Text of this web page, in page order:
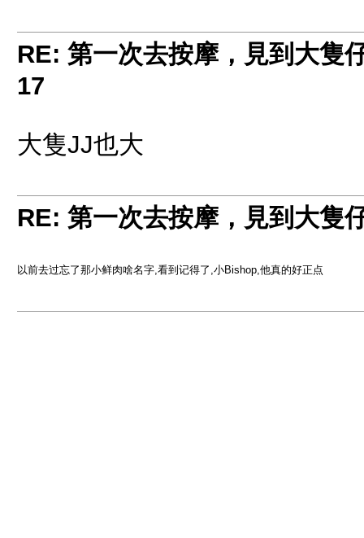
RE: 第一次去按摩，見到大隻
17
大隻JJ也大
RE: 第一次去按摩，見到大隻
以前去过忘了那小鲜肉啥名字,看到记得了,小Bishop,他真的好正点